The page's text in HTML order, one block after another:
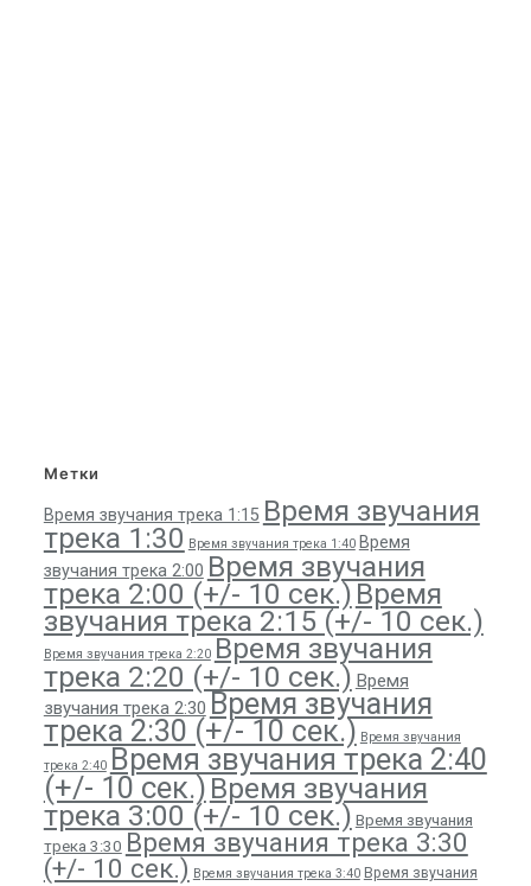
Метки
Время звучания трека 1:15 Время звучания
трека 1:30 Время звучания трека 1:40 Время
звучания трека 2:00 Время звучания
трека 2:00 (+/- 10 сек.) Время
звучания трека 2:15 (+/- 10 сек.)
Время звучания трека 2:20 Время звучания
трека 2:20 (+/- 10 сек.) Время
звучания трека 2:30 Время звучания
трека 2:30 (+/- 10 сек.) Время звучания
трека 2:40 Время звучания трека 2:40
(+/- 10 сек.) Время звучания
трека 3:00 (+/- 10 сек.) Время звучания
трека 3:30 Время звучания трека 3:30
(+/- 10 сек.) Время звучания трека 3:40 Время звучания